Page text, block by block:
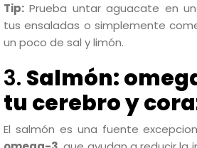
Tip: Prueba untar aguacate en
tus ensaladas o simplemente
un poco de sal y limón.
3. Salmón:
tu cerebro y
El salmón es una fuente